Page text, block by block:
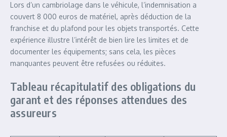
Lors d’un cambriolage dans le véhicule, l’indemnisation a
couvert 8 000 euros de matériel, après déduction de la
franchise et du plafond pour les objets transportés. Cette
expérience illustre l’intérêt de bien lire les limites et de
documenter les équipements; sans cela, les pièces
manquantes peuvent être refusées ou réduites.
Tableau récapitulatif des obligations du
garant et des réponses attendues des
assureurs